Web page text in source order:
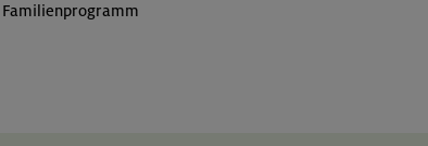
Familienprogramm